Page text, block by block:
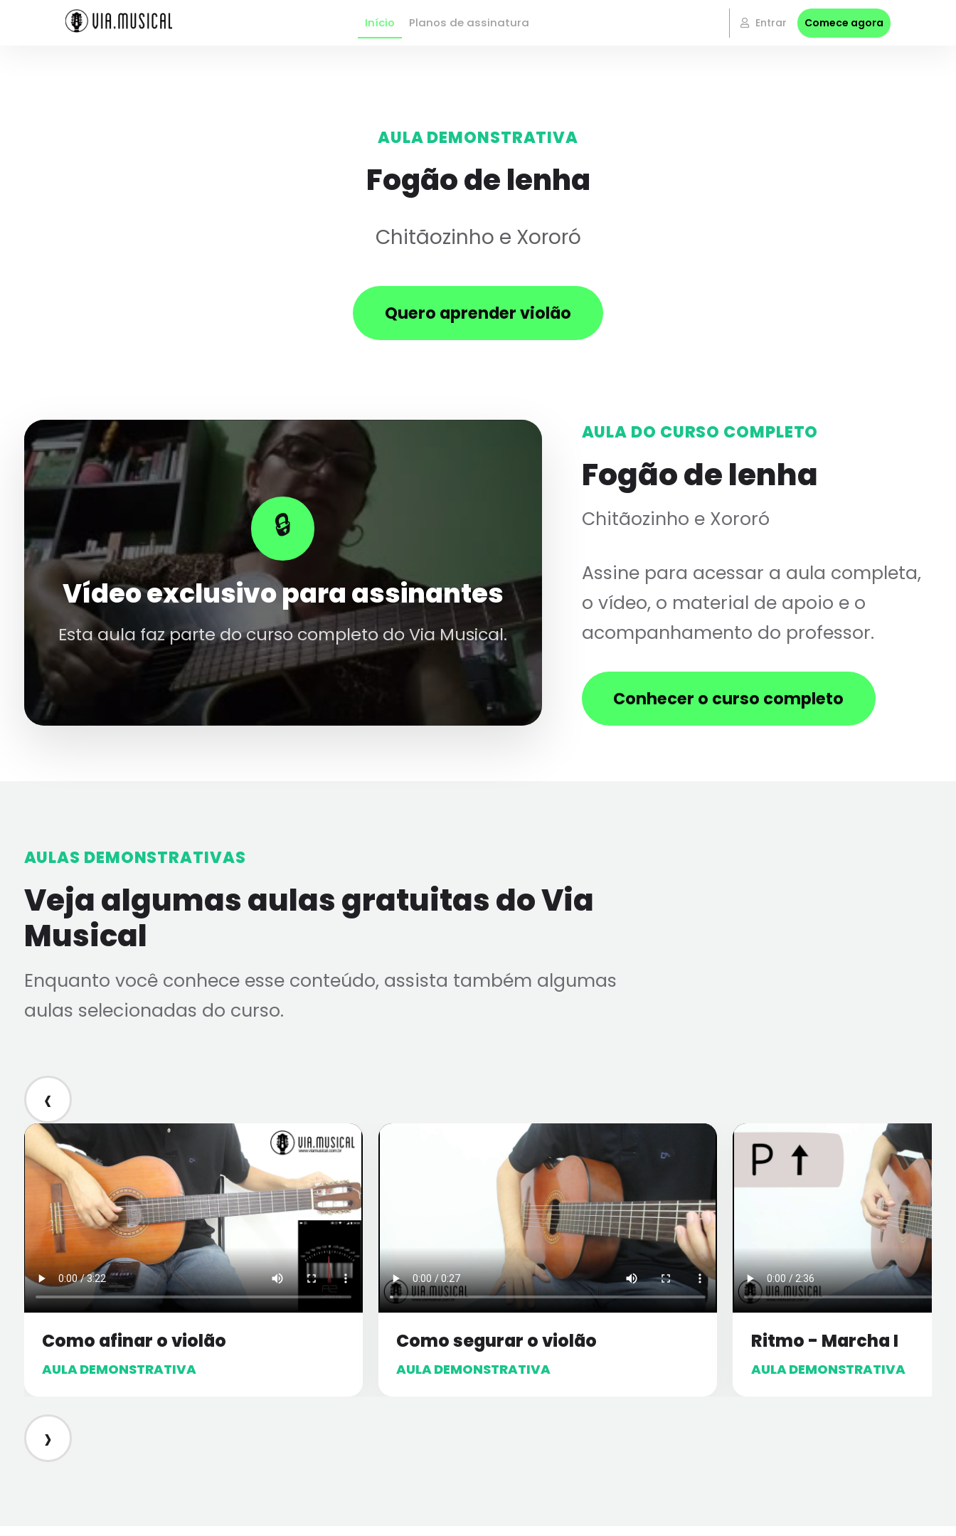
Início Planos de assinatura Entrar Comece agora
AULA DEMONSTRATIVA
Fogão de lenha
Chitãozinho e Xororó
Quero aprender violão
🔒
Vídeo exclusivo para assinantes
Esta aula faz parte do curso completo do Via Musical.
AULA DO CURSO COMPLETO
Fogão de lenha
Chitãozinho e Xororó
Assine para acessar a aula completa,
o vídeo, o material de apoio e o
acompanhamento do professor.
Conhecer o curso completo
AULAS DEMONSTRATIVAS
Veja algumas aulas gratuitas do Via
Musical
Enquanto você conhece esse conteúdo, assista também algumas
aulas selecionadas do curso.
‹
Como afinar o violão
AULA DEMONSTRATIVA
Como segurar o violão
AULA DEMONSTRATIVA
Ritmo - Marcha I
AULA DEMONSTRATIVA
›